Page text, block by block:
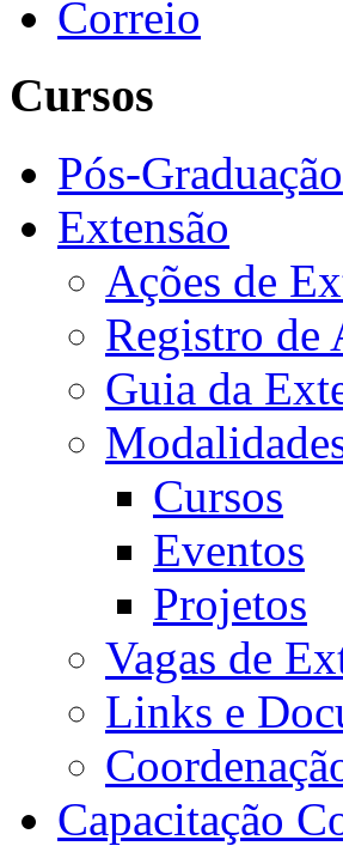
Correio
Cursos
Pós-Graduação
Extensão
Ações de
Registro de
Guia da
Cursos
Eventos
Projetos
Vagas de
Links e
Capacitação